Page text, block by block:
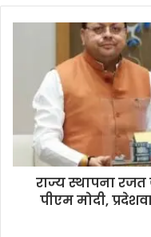
राज्य स्थापना
पीएम मोदी,